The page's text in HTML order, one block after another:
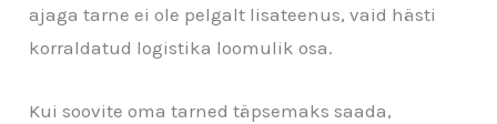
ajaga tarne ei ole pelgalt lisateenus, vaid hästi
korraldatud logistika loomulik osa.
Kui soovite oma tarned täpsemaks saada,